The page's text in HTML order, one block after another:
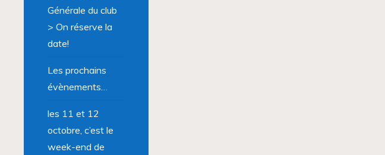
Générale du club
> On réserve la
date!
Les prochains
évènements…
les 11 et 12
octobre, c’est le
week-end de